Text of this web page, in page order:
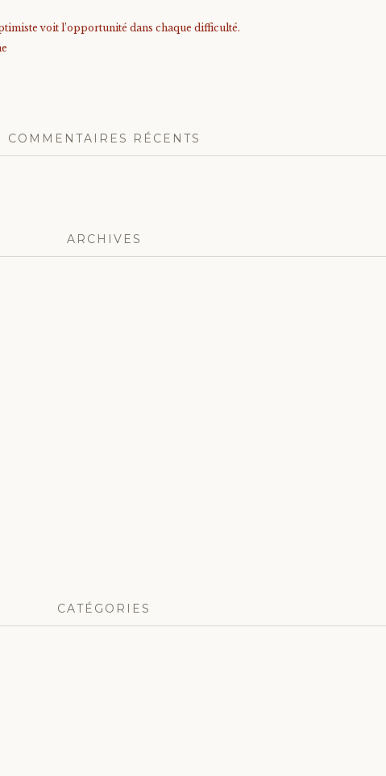
voit l’opportunité dans chaque difficulté.
COMMENTAIRES RÉCENTS
ARCHIVES
CATÉGORIES